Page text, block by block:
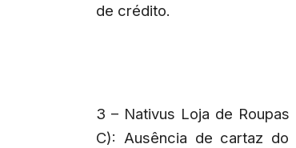
de crédito.
3 – Nativus Loja de
C): Ausência de cartaz do